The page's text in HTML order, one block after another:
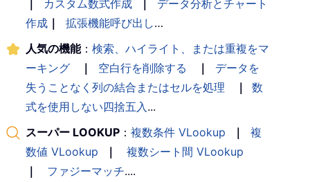
カスタム数式作成
データ分析とチャート
作成 ｜ 拡張機能呼び出し…
人気の機能： 検索、ハイライト、または重複をマ
ーキング
｜ 空白行を削除する ｜
データを
失うことなく列の結合またはセルを処理
｜
数
式を使用しない四捨五入 ...
スーパー LOOKUP ： 複数条件 VLookup ｜
複
数値 VLookup
｜
複数シート間 VLookup
｜
ファジーマッチ....